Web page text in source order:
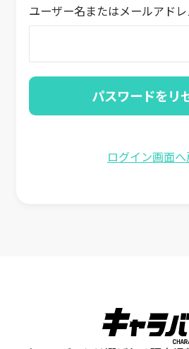
ユーザー名またはメールアドレ
ログイン画面へ